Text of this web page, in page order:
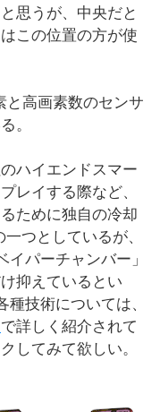
思うが、中央だと
この位置の方が使
と高画素数のセンサ
。
ハイエンドスマー
レイする際など、
ために独自の冷却
つとしているが、
パーチャンバー」
抑えているとい
技術については、
で詳しく紹介されて
してみて欲しい。